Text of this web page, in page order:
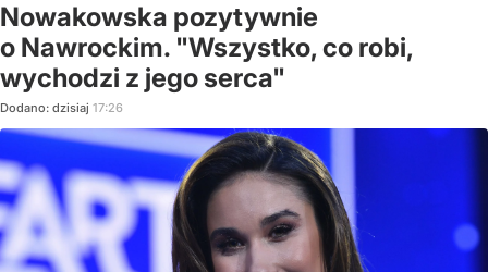
Nowakowska pozytywnie
o Nawrockim. "Wszystko, co robi,
wychodzi z jego serca"
Dodano: dzisiaj 17:26